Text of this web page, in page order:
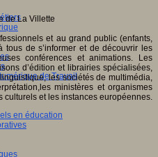
de Travail
en éducation
et au grand public (enfants,
tous de s’informer et de découvrir les
conférences et animations. Les
d’édition et librairies spécialisées,
les sociétés de multimédia,
ministères et organismes
culturels et les instances européennes.